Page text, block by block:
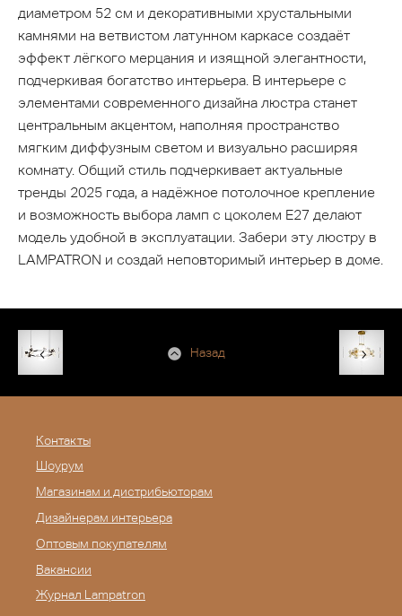
диаметром 52 см и декоративными хрустальными
камнями на ветвистом латунном каркасе создаёт
эффект лёгкого мерцания и изящной элегантности,
подчеркивая богатство интерьера. В интерьере с
элементами современного дизайна люстра станет
центральным акцентом, наполняя пространство
мягким диффузным светом и визуально расширяя
комнату. Общий стиль подчеркивает актуальные
тренды 2025 года, а надёжное потолочное крепление
и возможность выбора ламп с цоколем E27 делают
модель удобной в эксплуатации. Забери эту люстру в
LAMPATRON и создай неповторимый интерьер в доме.
Назад
Контакты
Шоурум
Магазинам и дистрибьюторам
Дизайнерам интерьера
Оптовым покупателям
Вакансии
Журнал Lampatron